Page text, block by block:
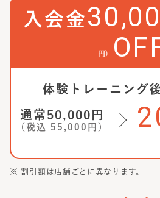
入会金
円)
体験トレーニング
通常 50,000 円
（税込 55,000 円）
※ 割引額は店舗ごとに異なります。